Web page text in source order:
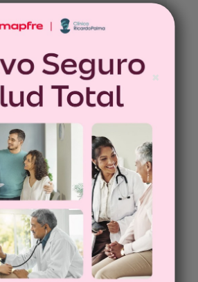
y hospitalaria
de 200 clínicas
✖